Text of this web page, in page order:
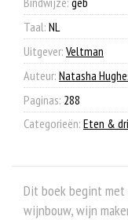
Taal: NL
Uitgever: Veltman
Auteur: Natasha
Paginas: 288
Categorieën: Eten &
Dit boek begint
wijnbouw, wijn